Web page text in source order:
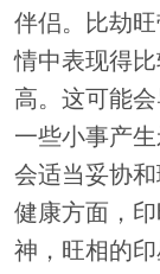
伴侣。比劫
情中表现得
高。这可能
一些小事产
会适当妥协和
健康方面，
神，旺相的